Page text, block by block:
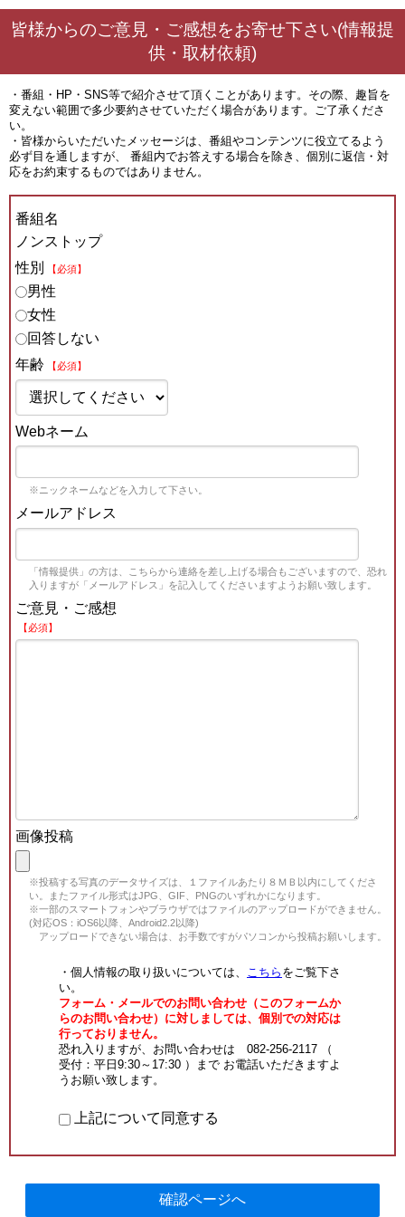
皆様からのご意見・ご感想をお寄せ下さい(情報提
供・取材依頼)
・番組・HP・SNS等で紹介させて頂くことがあります。その際、趣旨を
変えない範囲で多少要約させていただく場合があります。ご了承くださ
い。
・皆様からいただいたメッセージは、番組やコンテンツに役立てるよう
必ず目を通しますが、 番組内でお答えする場合を除き、個別に返信・対
応をお約束するものではありません。
番組名
ノンストップ
性別
【必須】
男性
女性
回答しない
年齢
【必須】
Webネーム
※ニックネームなどを入力して下さい。
メールアドレス
「情報提供」の方は、こちらから連絡を差し上げる場合もございますので、恐れ
入りますが「メールアドレス」を記入してくださいますようお願い致します。
ご意見・ご感想
【必須】
画像投稿
※投稿する写真のデータサイズは、１ファイルあたり８ＭＢ以内にしてくださ
い。またファイル形式はJPG、GIF、PNGのいずれかになります。
※一部のスマートフォンやブラウザではファイルのアップロードができません。
(対応OS：iOS6以降、Android2.2以降)
アップロードできない場合は、お手数ですがパソコンから投稿お願いします。
・個人情報の取り扱いについては、 こちら をご覧下さ
い。
フォーム・メールでのお問い合わせ（このフォームか
らのお問い合わせ）に対しましては、個別での対応は
行っておりません。
恐れ入りますが、お問い合わせは 082-256-2117 （
受付：平日9:30～17:30 ）まで お電話いただきますよ
うお願い致します。
上記について同意する
確認ページへ